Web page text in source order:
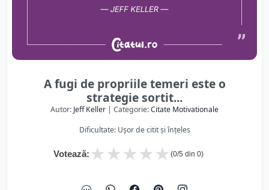
A fugi de propriile temeri este o
strategie sortit...
Autor: Jeff Keller | Categorie:Citate Motivationale
Dificultate: Ușor de citit și înțeles
Votează: ★
★
★
★
★ (0/5 din 0)